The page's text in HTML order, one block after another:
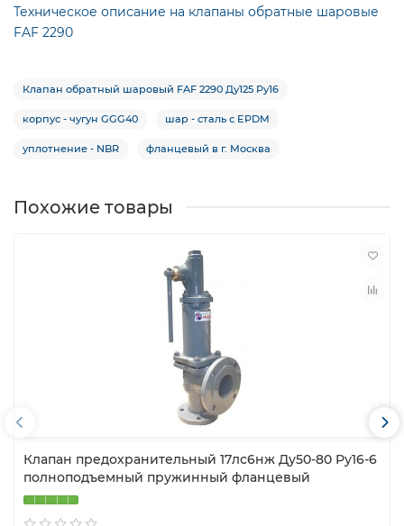
Техническое описание на клапаны обратные шаровые
FAF 2290
Клапан обратный шаровый FAF 2290 Ду125 Ру16
корпус - чугун GGG40 шар - сталь с EPDM
уплотнение - NBR фланцевый в г. Москва
Похожие товары
Клапан предохранительный 17лс6нж Ду50-80 Ру16-6
полноподъемный пружинный фланцевый